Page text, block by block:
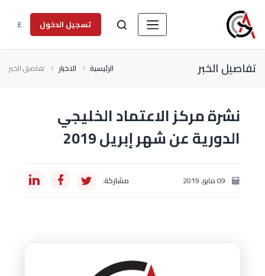
تسجيل الدخول E
تفاصيل الخبر الرئيسية الاخبار تفاصيل الخبر
نشرة مركز الاعتماد الخليجي
الدورية عن شهر إبريل 2019
09 مايو, 2019 مشاركة: